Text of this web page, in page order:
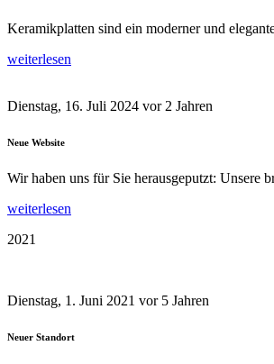
Keramikplatten sind ein moderner und
weiterlesen
Dienstag, 16. Juli 2024 vor 2 Jahren
Neue Website
Wir haben uns für Sie herausgeputzt: Unsere
weiterlesen
2021
Dienstag, 1. Juni 2021 vor 5 Jahren
Neuer Standort